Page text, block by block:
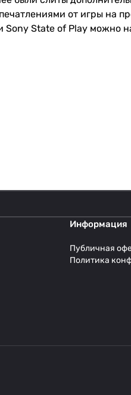
от игры на
Sony State of Play можно
Информация
Публичная
Политика